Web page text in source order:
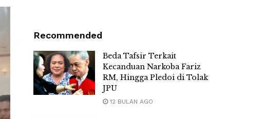
Recommended
Beda Tafsir Terkait
Kecanduan Narkoba Fariz
RM, Hingga Pledoi di Tolak
JPU
12 BULAN AGO